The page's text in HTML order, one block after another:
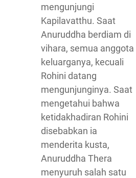
mengunjungi
Kapilavatthu. Saat
Anuruddha berdiam di
vihara, semua anggota
keluarganya, kecuali
Rohini datang
mengunjunginya. Saat
mengetahui bahwa
ketidakhadiran Rohini
disebabkan ia
menderita kusta,
Anuruddha Thera
menyuruh salah satu